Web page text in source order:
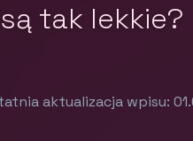
tak lekkie?
aktualizacja wpisu: